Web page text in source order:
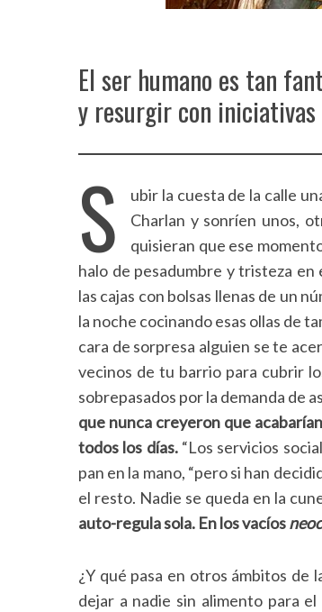
El ser humano es tan
y resurgir con iniciativas
S
ubir la cuesta de la calle
Charlan y sonríen unos,
quisieran que ese
halo de pesadumbre y tristeza
las cajas con bolsas llenas de un
la noche cocinando esas ollas de
cara de sorpresa alguien se te
vecinos de tu barrio para cubrir
sobrepasados por la demanda de
que nunca creyeron que
todos los días.“Los servicios
pan en la mano, “perosi han
el resto. Nadie se queda en la
auto-regula sola. En los vacíos
¿Y qué pasa en otros ámbitos de
dejar a nadie sin alimento para